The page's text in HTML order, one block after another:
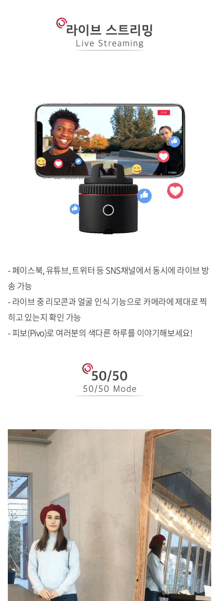
- 페이스북, 유튜브, 트위터 등 SNS채널에서 동시에 라이브 방
송 가능
- 라이브 중 리모콘과 얼굴 인식 기능으로 카메라에 제대로 찍
히고 있는지 확인 가능
- 피보(Pivo)로 여러분의 색다른 하루를 이야기해보세요!